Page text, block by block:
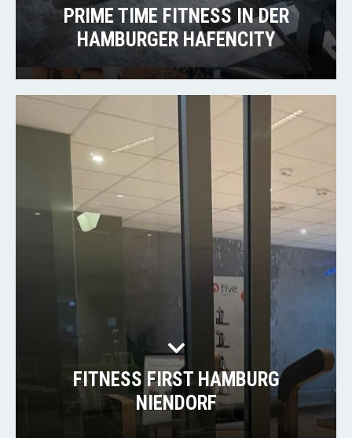
PRIME TIME FITNESS IN DER
HAMBURGER HAFENCITY
FITNESS FIRST HAMBURG
NIENDORF